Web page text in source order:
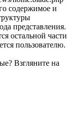
содержимое и
представления.
остальной части
пользователю.
Взгляните на